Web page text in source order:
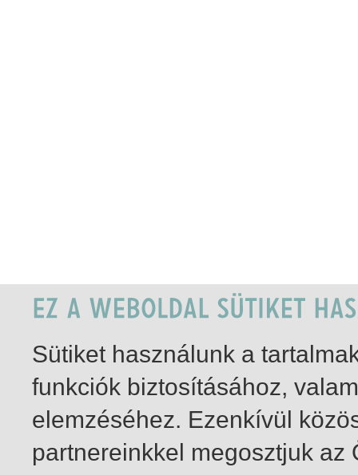
Sütiket használunk a
funkciók biztosításához,
elemzéséhez. Ezenkívül
partnereinkkel megosztjuk